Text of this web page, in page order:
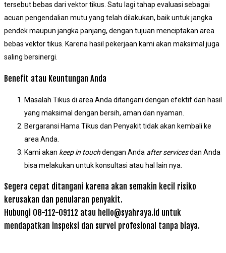
tersebut bebas dari vektor tikus. Satu lagi tahap evaluasi sebagai
acuan pengendalian mutu yang telah dilakukan, baik untuk jangka
pendek maupun jangka panjang, dengan tujuan menciptakan area
bebas vektor tikus. Karena hasil pekerjaan kami akan maksimal juga
saling bersinergi.
Benefit atau Keuntungan Anda
Masalah Tikus di area Anda ditangani dengan efektif dan hasil
yang maksimal dengan bersih, aman dan nyaman.
Bergaransi Hama Tikus dan Penyakit tidak akan kembali ke
area Anda.
Kami akan keep in touchdengan Anda after servicesdan Anda
bisa melakukan untuk konsultasi atau hal lain nya.
Segera cepat ditangani karena akan semakin kecil risiko
kerusakan dan penularan penyakit.
Hubungi 08-112-09112 atau hello@syahraya.id untuk
mendapatkan inspeksi dan survei profesional tanpa biaya.